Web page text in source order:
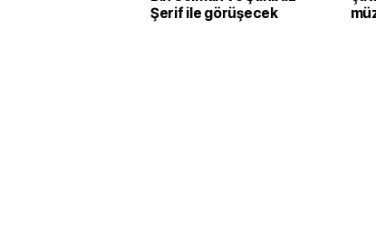
Şerif ile görüşecek